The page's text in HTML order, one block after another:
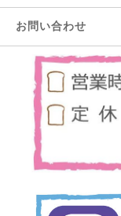
お問い合わせ